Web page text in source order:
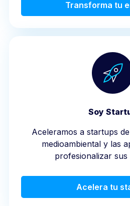
Transforma tu
Soy
Aceleramos a startups
medioambiental y las
profesionalizar
Acelera tu